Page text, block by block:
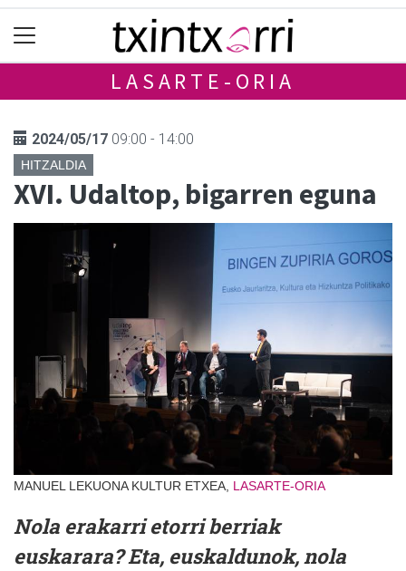
LASARTE-ORIA
2024/05/17 09:00 - 14:00
HITZALDIA
XVI. Udaltop, bigarren eguna
MANUEL LEKUONA KULTUR ETXEA, LASARTE-ORIA
Nola erakarri etorri berriak
euskarara? Eta, euskaldunok, nola